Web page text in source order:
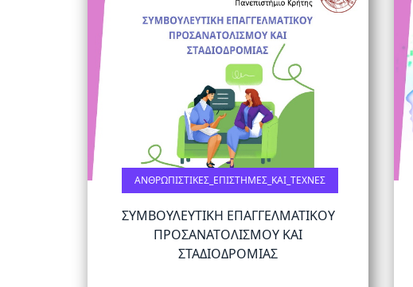
ΑΝΘΡΩΠΙΣΤΙΚΈΣ_ΕΠΙΣΤΉΜΕΣ_ΚΑΙ_ΤΈΧΝΕΣ
ΣΥΜΒΟΥΛΕΥΤΙΚΗ ΕΠΑΓΓΕΛΜΑΤΙΚΟΥ
ΠΡΟΣΑΝΑΤΟΛΙΣΜΟΥ ΚΑΙ
ΣΤΑΔΙΟΔΡΟΜΙΑΣ